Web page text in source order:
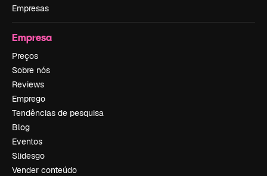
Empresas
Empresa
Preços
Sobre nós
Reviews
Emprego
Tendências de pesquisa
Blog
Eventos
Slidesgo
Vender conteúdo